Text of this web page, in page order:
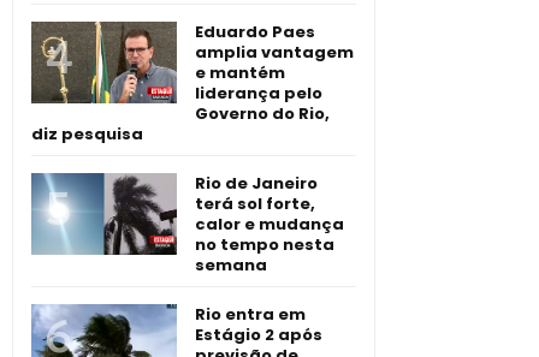
Eduardo Paes
amplia vantagem
e mantém
liderança pelo
Governo do Rio,
diz pesquisa
Rio de Janeiro
terá sol forte,
calor e mudança
no tempo nesta
semana
Rio entra em
Estágio 2 após